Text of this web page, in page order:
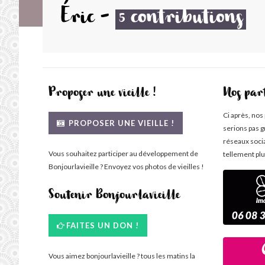
Éric- 5 contributions
Proposer une vieille !
PROPOSER UNE VIEILLE !
Vous souhaitez participer au développement de
Bonjourlavieille ? Envoyez vos photos de vieilles !
Soutenir Bonjourlavieille
FAITES UN DON !
Vous aimez bonjourlavieille ? tous les matins la
Nos
Ci après,
serions pas
réseaux
tellement